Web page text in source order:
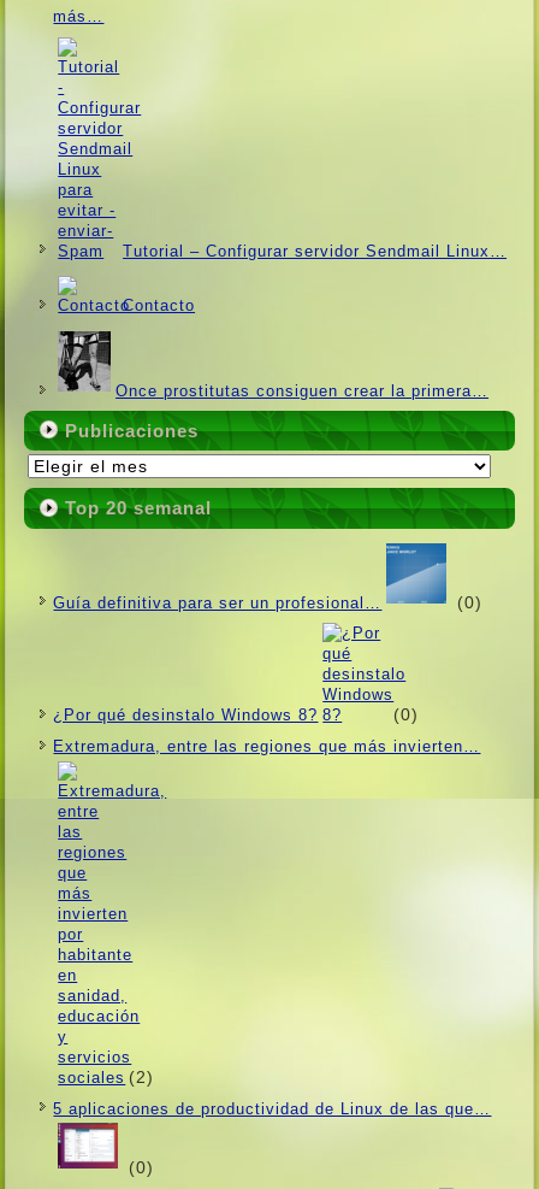
más…
Tutorial – Configurar servidor Sendmail Linux…
Contacto
Once prostitutas consiguen crear la primera…
Publicaciones
Publicaciones
Top 20 semanal
Guí­a definitiva para ser un profesional… (0)
¿Por qué desinstalo Windows 8? (0)
Extremadura, entre las regiones que más invierten…
(2)
5 aplicaciones de productividad de Linux de las que…
(0)